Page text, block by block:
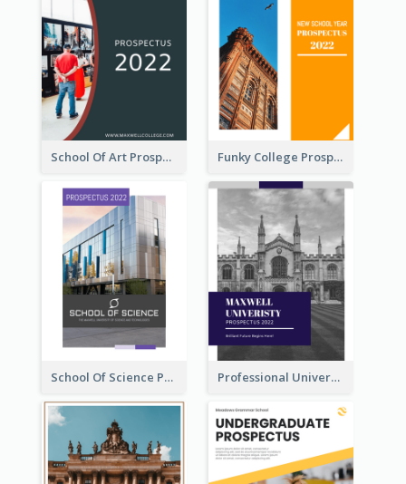
School Of Art Prospectus Funky College Prospectus
School Of Science Prospectus Professional University Prospectus